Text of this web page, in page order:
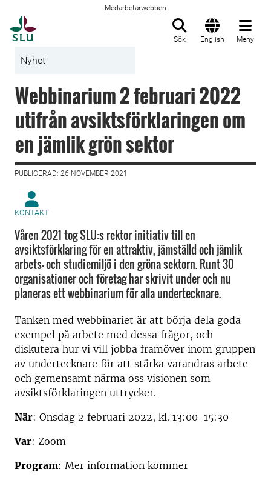
Medarbetarwebben
Sök English Meny
Nyhet
Webbinarium 2 februari 2022
utifrån avsiktsförklaringen om
en jämlik grön sektor
PUBLICERAD: 26 NOVEMBER 2021
KONTAKT
Våren 2021 tog SLU:s rektor initiativ till en
avsiktsförklaring för en attraktiv, jämställd och jämlik
arbets- och studiemiljö i den gröna sektorn. Runt 30
organisationer och företag har skrivit under och nu
planeras ett webbinarium för alla undertecknare.
Tanken med webbinariet är att börja dela goda
exempel på arbete med dessa frågor, och
diskutera hur vi vill jobba framöver inom gruppen
av undertecknare för att stärka varandras arbete
och gemensamt närma oss visionen som
avsiktsförklaringen uttrycker.
När: Onsdag 2 februari 2022, kl. 13:00-15:30
Var: Zoom
Program: Mer information kommer